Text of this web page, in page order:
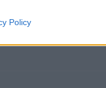
Policy